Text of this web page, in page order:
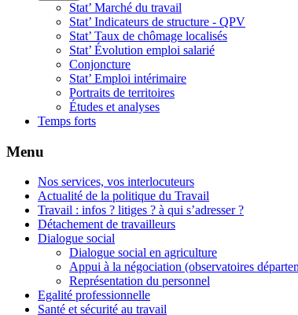
Stat’ Marché du travail
Stat’ Indicateurs de structure - QPV
Stat’ Taux de chômage localisés
Stat’ Évolution emploi salarié
Conjoncture
Stat’ Emploi intérimaire
Portraits de territoires
Études et analyses
Temps forts
Menu
Nos services, vos interlocuteurs
Actualité de la politique du Travail
Travail : infos ? litiges ? à qui s’adresser ?
Détachement de travailleurs
Dialogue social
Dialogue social en agriculture
Appui à la négociation (observatoires
Représentation du personnel
Egalité professionnelle
Santé et sécurité au travail